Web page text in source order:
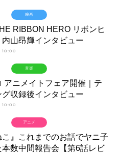
RIBBON HERO リボンヒ
内山昂輝インタビュー
映画
アニメイトフェア開催｜テ
グ収録後インタビュー
音楽
こ』これまでのお話でヤニ子
本数中間報告会【第6話レビ
アニメ